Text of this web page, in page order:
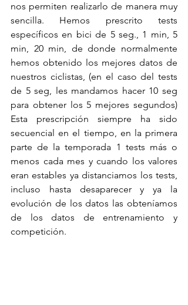
nos permiten realizarlo de manera muy
sencilla. Hemos prescrito tests
específicos en bici de 5 seg., 1 min, 5
min, 20 min, de donde normalmente
hemos obtenido los mejores datos de
nuestros ciclistas, (en el caso del tests
de 5 seg, les mandamos hacer 10 seg
para obtener los 5 mejores segundos)
Esta prescripción siempre ha sido
secuencial en el tiempo, en la primera
parte de la temporada 1 tests más o
menos cada mes y cuando los valores
eran estables ya distanciamos los tests,
incluso hasta desaparecer y ya la
evolución de los datos las obteníamos
de los datos de entrenamiento y
competición.